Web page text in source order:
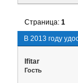
В 2013 году
Страница:1
Ifitar
Гость